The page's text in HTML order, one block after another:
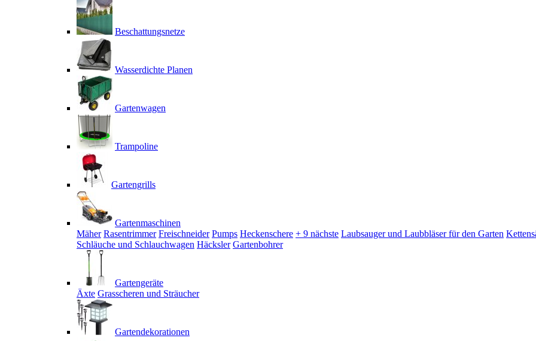
Beschattungsnetze
Wasserdichte Planen
Gartenwagen
Trampoline
Gartengrills
Gartenmaschinen
Mäher Rasentrimmer Freischneider Pumps Heckenschere + 9 nächste Laubsauger und Laubbläser für den Garten
Schläuche und Schlauchwagen Häcksler Gartenbohrer
Gartengeräte
Äxte Grasscheren und Sträucher
Gartendekorationen